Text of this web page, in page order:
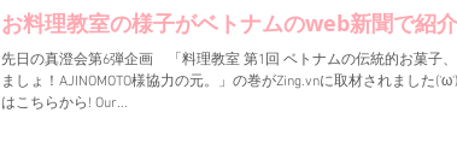
お料理教室の様子がベトナムのweb新聞で紹
先日の真澄会第6弾企画 「料理教室 第1回 ベトナムの伝統的お菓子
ましょ！AJINOMOTO様協力の元。」の巻がZing.vnに取材されました('ω') ベトナム語版ですが、ご覧くださいませ！ 記事
はこちらから! Our...